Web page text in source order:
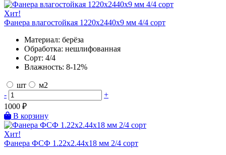
Хит!
Фанера влагостойкая 1220х2440х9 мм 4/4 сорт
Материал: берёза
Обработка: нешлифованная
Сорт: 4/4
Влажность: 8-12%
шт
м2
-
+
1000 ₽
В корзину
Хит!
Фанера ФСФ 1.22х2.44х18 мм 2/4 сорт